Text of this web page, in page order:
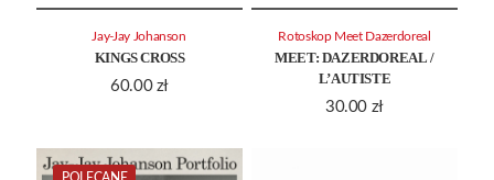
KINGS CROSS
60.00 zł
Jay-Jay Johanson
MEET: DAZERDOREAL /
L’AUTISTE
30.00 zł
Rotoskop Meet Dazerdoreal